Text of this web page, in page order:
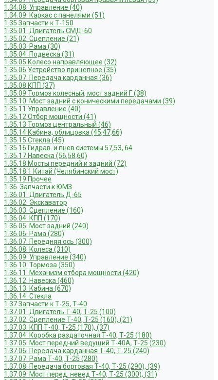
1.34.08. Управление (40)
1.34.09. Каркас с панелями (51)
1.35 Запчасти к Т-150
1.35.01. Двигатель СМД-60
1.35.02. Сцепление (21)
1.35.03. Рама (30)
1.35.04. Подвеска (31)
1.35.05 Колесо направляющее (32)
1.35.06 Устройство прицепное (35)
1.35.07. Передача карданная (36)
1.35.08 КПП (37)
1.35.09 Тормоз колесный, мост задний Г (38)
1.35.10. Мост задний с коническими передачами (39)
1.35.11 Управление (40)
1.35.12 Отбор мощности (41)
1.35.13 Тормоз центральный (46)
1.35.14 Кабина, облицовка (45,47,66)
1.35.15 Стекла (45)
1.35.16 Гидрав. и пнев.системы 57,53, 64
1.35.17 Навеска (56,58,60)
1.35.18 Мосты передний и задний (72)
1.35.18.1 Китай (Челябинский мост)
1.35.19 Прочее
1.36. Запчасти к ЮМЗ
1.36.01. Двигатель Д-65
1.36.02. Экскаватор
1.36.03. Сцепление (160)
1.36.04. КПП (170)
1.36.05. Мост задний (240)
1.36.06. Рама (280)
1.36.07. Передняя ось (300)
1.36.08. Колеса (310)
1.36.09. Управление (340)
1.36.10. Тормоза (350)
1.36.11. Механизм отбора мощности (420)
1.36.12. Навеска (460)
1.36.13. Кабина (670)
1.36.14. Стекла
1.37 Запчасти к Т-25, Т-40
1.37.01. Двигатель Т-40, Т-25 (100)
1.37.02. Сцепление Т-40, Т-25 (160), (21)
1.37.03. КПП Т-40, Т-25 (170), (37)
1.37.04. Коробка раздаточная Т-40, Т-25 (180)
1.37.05. Мост передний ведущий Т-40А, Т-25 (230)
1.37.06. Передача карданная Т-40, Т-25 (240)
1.37.07. Рама Т-40, Т-25 (280)
1.37.08. Передача бортовая Т-40, Т-25 (290), (39)
1.37.09. Мост перед. невед Т-40, Т-25 (300), (31)